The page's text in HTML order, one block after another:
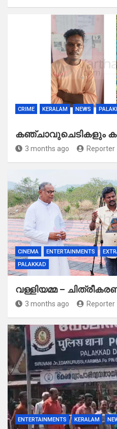
CRIME KERALAM NEWS
കഞ്ചാവുചെടികളും
3 months ago Reporter
CINEMA ENTERTAINMENTS
PALAKKAD
വള്ളിയമ്മ –
3 months ago Reporter
ENTERTAINMENTS KERALAM